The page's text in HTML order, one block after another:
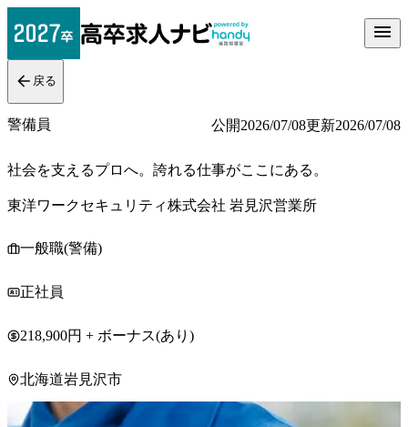
戻る
警備員 公開2026/07/08更新2026/07/08
社会を支えるプロへ。誇れる仕事がここにある。
東洋ワークセキュリティ株式会社 岩見沢営業所
一般職(警備)
正社員
218,900円 + ボーナス(あり)
北海道岩見沢市